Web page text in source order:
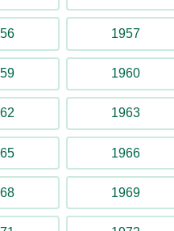
1957
1960
1963
1966
1969